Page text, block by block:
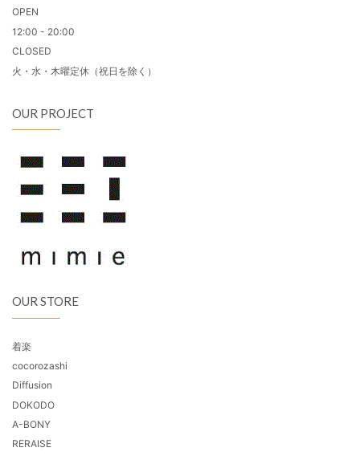
OPEN
12:00 - 20:00
CLOSED
火・水・木曜定休（祝日を除く）
OUR PROJECT
OUR STORE
着楽
cocorozashi
Diffusion
DOKODO
A-BONY
RERAISE